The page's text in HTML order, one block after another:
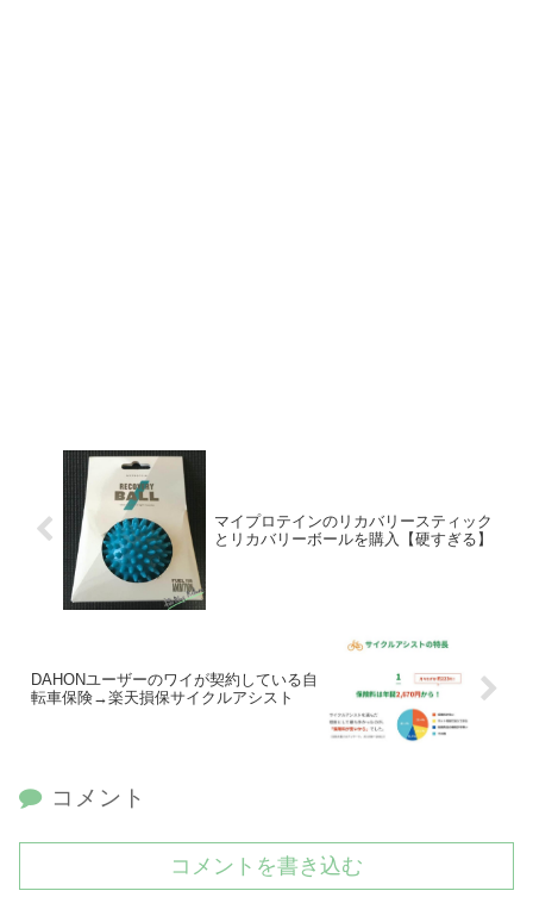
マイプロテインのリカバリースティック
とリカバリーボールを購入【硬すぎる】
DAHONユーザーのワイが契約している自
転車保険→楽天損保サイクルアシスト
コメント
コメントを書き込む